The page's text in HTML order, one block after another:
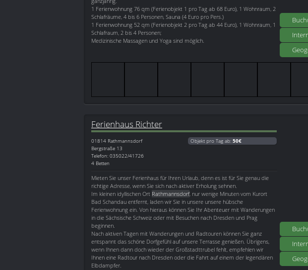
1 Ferienwohnung 76 qm (Ferienobjekt 1 pro Tag ab 68 Euro), 1 Wohnraum, 2
Schlafräume, 4 bis 6 Personen, Sauna (4 Euro pro Pers.)
1 Ferienwohnung 52 qm (Ferienobjekt 2 pro Tag ab 44 Euro), 1 Wohnraum, 1
Schlafraum, 2 bis 4 Personen;
Medizinische Massagen und Yoga sind möglich.
Ferienhaus Richter
01814 Rathmannsdorf
Bergstraße 13
Telefon: 035022/41726
4 Betten
Objekt pro Tag ab: 50€
Mieten Sie unser Ferienhaus für Ihren Urlaub, denn es ist für Sie genau die
richtige Adresse, wenn Sie sich nach aktiver Erholung sehnen.
Im kleinen idyllischen Ort Rathmannsdorf, nur wenige Minuten vom Kurort
Bad Schandau entfernt, laden wir Sie in unsere unsere hübsche
Ferienwohnung ein. Von hieraus können Sie Ihr Abenteuer mit Wanderungen
in die Sächsische Schweiz oder mit Besuchen nach Dresden und Prag
beginnen.
Nach aktiven Tagen mit Wanderungen und Radtouren können Sie ganz
entspannt das schöne Dorfgefühl auf unsere Terrasse genießen. Übrigens,
wenn Ihnen dann doch wieder der Großstadttrubel fehlt, empfehlen wir
Ihnen eine Radtour nach Dresden oder die Fahrt auf einem der legendären
Elbdampfer.